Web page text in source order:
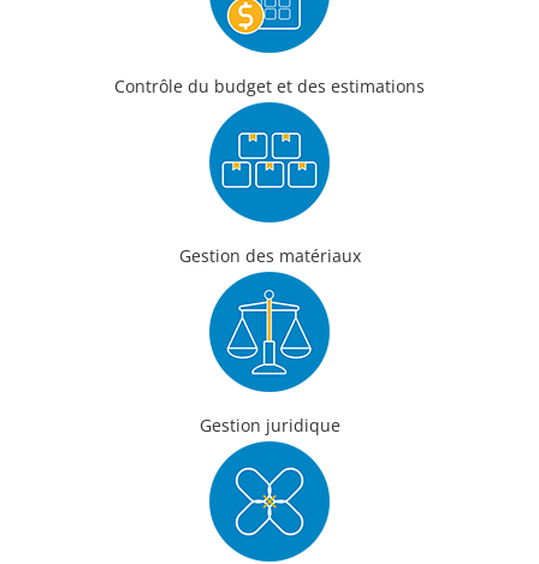
Contrôle du budget et des estimations
Gestion des matériaux
Gestion juridique